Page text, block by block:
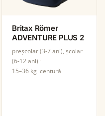
Britax Römer
ADVENTURE PLUS 2
preșcolar (3-7 ani), școlar
(6-12 ani)
15–36 kg centură